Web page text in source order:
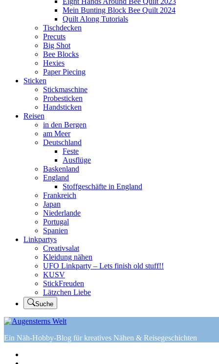
Mein Bunting Block Bee Quilt 2024
Quilt Along Tutorials
Tischdecken
Precuts
Big Shot
Bee Blocks
Hexies
Paper Piecing
Sticken
Stickmaschine
Probesticken
Handsticken
Reisen
in den Bergen
am Meer
Deutschland
Feste
Ausflüge
Baskenland
England
Stoffgeschäfte in England
Frankreich
Japan
Niederlande
Portugal
Spanien
Linkpartys
Creativsalat
Kleidung nähen
UFO Linkparty – Lets finish old stuff!!
KUSV
StickFreuden
Lätzchen Liebe
Suche
Ein Näh-Hobby-Blog für kreatives Nähen & Reisegeschichten